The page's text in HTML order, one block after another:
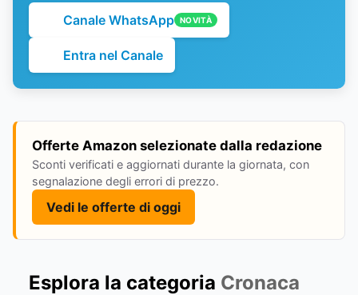
Canale WhatsApp NOVITÀ
Entra nel Canale
Offerte Amazon selezionate dalla redazione
Sconti verificati e aggiornati durante la giornata, con
segnalazione degli errori di prezzo.
Vedi le offerte di oggi
Esplora la categoria Cronaca